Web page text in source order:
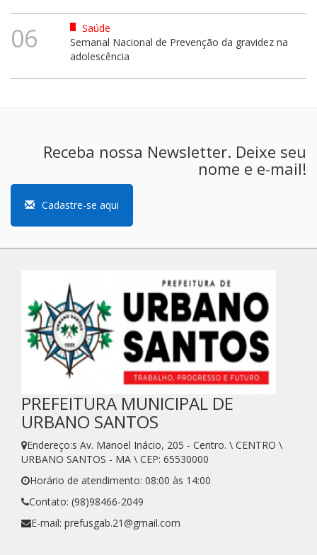
06
Saúde
Semanal Nacional de Prevenção da gravidez na
adolescência
Receba nossa Newsletter. Deixe seu
nome e e-mail!
Cadastre-se aqui
PREFEITURA MUNICIPAL DE
URBANO SANTOS
Endereço:s Av. Manoel Inácio, 205 - Centro. \ CENTRO \
URBANO SANTOS - MA \ CEP: 65530000
Horário de atendimento: 08:00 às 14:00
Contato: (98)98466-2049
E-mail: prefusgab.21@gmail.com